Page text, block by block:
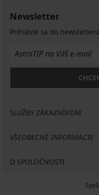
Newsletter
Prihláste sa do
SLUŽBY ZÁKAZNÍKOM
VŠEOBECNÉ INFORMÁCIE
O SPOLOČNOSTI